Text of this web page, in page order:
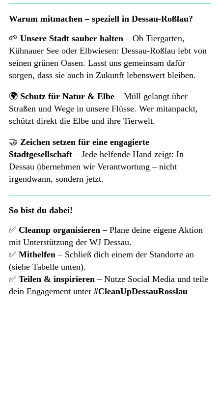
Warum mitmachen – speziell in Dessau-Roßlau?
🌱 Unsere Stadt sauber halten – Ob Tiergarten,
Kühnauer See oder Elbwiesen: Dessau-Roßlau lebt von
seinen grünen Oasen. Lasst uns gemeinsam dafür
sorgen, dass sie auch in Zukunft lebenswert bleiben.
🌍 Schutz für Natur & Elbe – Müll gelangt über
Straßen und Wege in unsere Flüsse. Wer mitanpackt,
schützt direkt die Elbe und ihre Tierwelt.
🤝 Zeichen setzen für eine engagierte
Stadtgesellschaft – Jede helfende Hand zeigt: In
Dessau übernehmen wir Verantwortung – nicht
irgendwann, sondern jetzt.
So bist du dabei!
✅ Cleanup organisieren – Plane deine eigene Aktion
mit Unterstützung der WJ Dessau.
✅ Mithelfen – Schließ dich einem der Standorte an
(siehe Tabelle unten).
✅ Teilen & inspirieren – Nutze Social Media und teile
dein Engagement unter #CleanUpDessauRosslau